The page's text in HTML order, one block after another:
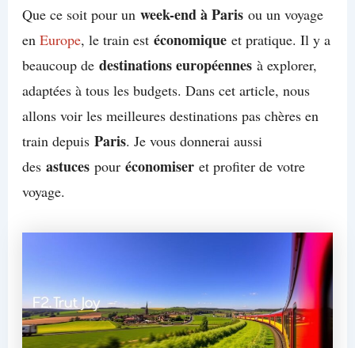
Que ce soit pour un week-end à Parisou un voyage
en Europe, le train est économiqueet pratique. Il y a
beaucoup de destinations européennesà explorer,
adaptées à tous les budgets. Dans cet article, nous
allons voir les meilleures destinations pas chères en
train depuis Paris. Je vous donnerai aussi
des astucespour économiseret profiter de votre
voyage.